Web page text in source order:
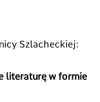
Szlacheckiej:
literaturę w formie